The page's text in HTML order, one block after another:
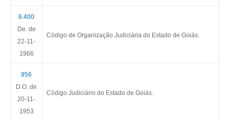
6.400
De. de
22-11-
1966
Código de Organização Judiciária do Estado de Goiás.
956
D.O. de
20-11-
1953
Código Judiciário do Estado de Goiás.